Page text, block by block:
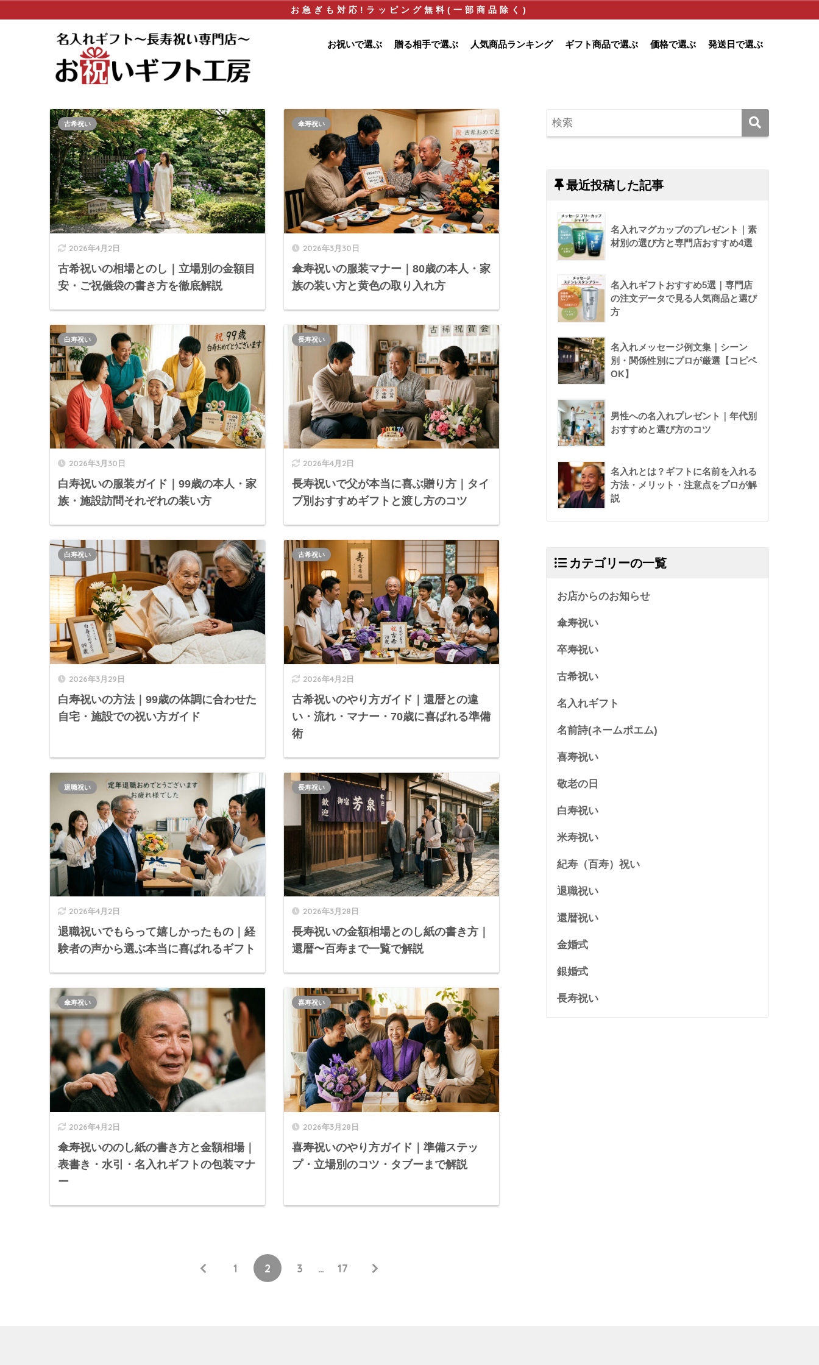
お急ぎも対応!ラッピング無料(一部商品除く)
お祝いで選ぶ 贈る相手で選ぶ 人気商品ランキング ギフト商品で選ぶ 価格で選ぶ 発送日で選ぶ
2026年4月2日
古希祝いの相場とのし｜立場別の金額目
安・ご祝儀袋の書き方を徹底解説
古希祝い
2026年3月30日
傘寿祝いの服装マナー｜80歳の本人・家
族の装い方と黄色の取り入れ方
傘寿祝い
2026年3月30日
白寿祝いの服装ガイド｜99歳の本人・家
族・施設訪問それぞれの装い方
白寿祝い
2026年4月2日
長寿祝いで父が本当に喜ぶ贈り方｜タイ
プ別おすすめギフトと渡し方のコツ
長寿祝い
2026年3月29日
白寿祝いの方法｜99歳の体調に合わせた
自宅・施設での祝い方ガイド
白寿祝い
2026年4月2日
古希祝いのやり方ガイド｜還暦との違
い・流れ・マナー・70歳に喜ばれる準備
術
古希祝い
2026年4月2日
退職祝いでもらって嬉しかったもの｜経
験者の声から選ぶ本当に喜ばれるギフト
退職祝い
2026年3月28日
長寿祝いの金額相場とのし紙の書き方｜
還暦〜百寿まで一覧で解説
長寿祝い
2026年4月2日
傘寿祝いののし紙の書き方と金額相場｜
表書き・水引・名入れギフトの包装マナ
ー
傘寿祝い
2026年3月28日
喜寿祝いのやり方ガイド｜準備ステッ
プ・立場別のコツ・タブーまで解説
喜寿祝い
1 2 3 … 17
最近投稿した記事
名入れマグカップのプレゼント｜素
材別の選び方と専門店おすすめ4選
名入れギフトおすすめ5選｜専門店
の注文データで見る人気商品と選び
方
名入れメッセージ例文集｜シーン
別・関係性別にプロが厳選【コピペ
OK】
男性への名入れプレゼント｜年代別
おすすめと選び方のコツ
名入れとは？ギフトに名前を入れる
方法・メリット・注意点をプロが解
説
カテゴリーの一覧
お店からのお知らせ
傘寿祝い
卒寿祝い
古希祝い
名入れギフト
名前詩(ネームポエム)
喜寿祝い
敬老の日
白寿祝い
米寿祝い
紀寿（百寿）祝い
退職祝い
還暦祝い
金婚式
銀婚式
長寿祝い